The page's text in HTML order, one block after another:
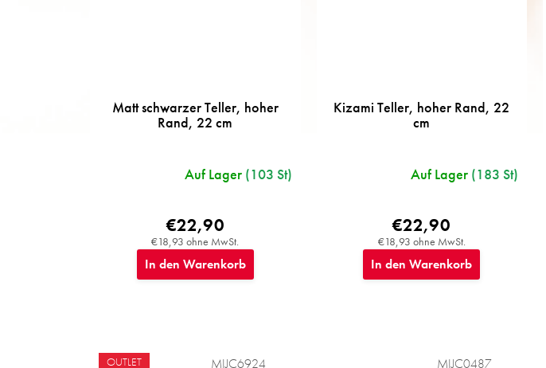
Matt schwarzer Teller, hoher
Rand, 22 cm
Auf Lager (103 St)
€18,93 ohne MwSt.
€22,90
In den Warenkorb
Kizami Teller, hoher Rand, 22
cm
Auf Lager (183 St)
€18,93 ohne MwSt.
€22,90
In den Warenkorb
OUTLET MIJC6924 MIJC0487